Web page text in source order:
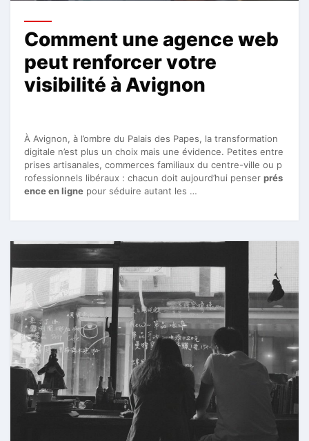
Comment une agence web
peut renforcer votre
visibilité à Avignon
À Avignon, à l’ombre du Palais des Papes, la transformation
digitale n’est plus un choix mais une évidence. Petites entre
prises artisanales, commerces familiaux du centre-ville ou p
rofessionnels libéraux : chacun doit aujourd’hui penser prés
ence en ligne pour séduire autant les …